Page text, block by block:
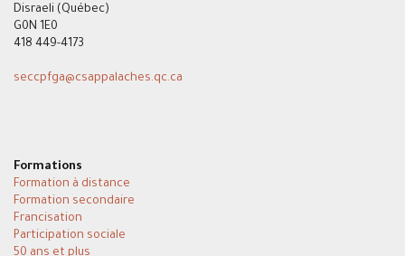
Disraeli (Québec)
G0N 1E0
418 449-4173
seccpfga@csappalaches.qc.ca
Formations
Formation à distance
Formation secondaire
Francisation
Participation sociale